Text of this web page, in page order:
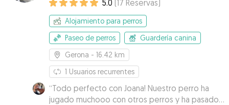
5.0 (17 Reservas)
Alojamiento para perros
Paseo de perros
Guardería canina
Gerona - 16.42 km
1 Usuarios recurrentes
“Todo perfecto con Joana! Nuestro perro ha
jugado muchooo con otros perros y ha pasado